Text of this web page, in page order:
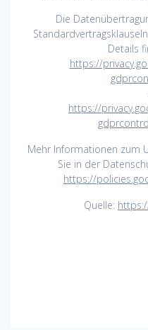
Die
Details
https://
https://
Mehr Informationen zum
Sie in der
https://
Quelle: